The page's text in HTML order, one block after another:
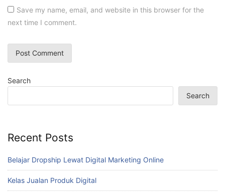
Save my name, email, and website in this browser for the
next time I comment.
Search
Search
Recent Posts
Belajar Dropship Lewat Digital Marketing Online
Kelas Jualan Produk Digital